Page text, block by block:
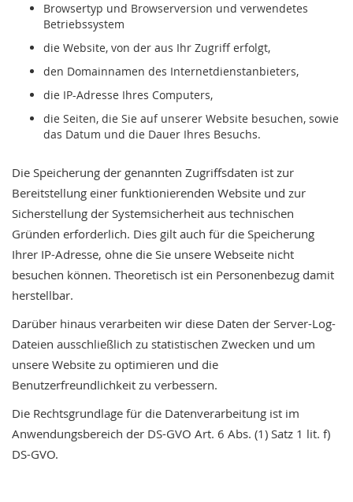
Browsertyp und Browserversion und verwendetes
Betriebssystem
die Website, von der aus Ihr Zugriff erfolgt,
den Domainnamen des Internetdienstanbieters,
die IP-Adresse Ihres Computers,
die Seiten, die Sie auf unserer Website besuchen, sowie
das Datum und die Dauer Ihres Besuchs.
Die Speicherung der genannten Zugriffsdaten ist zur
Bereitstellung einer funktionierenden Website und zur
Sicherstellung der Systemsicherheit aus technischen
Gründen erforderlich. Dies gilt auch für die Speicherung
Ihrer IP-Adresse, ohne die Sie unsere Webseite nicht
besuchen können. Theoretisch ist ein Personenbezug damit
herstellbar.
Darüber hinaus verarbeiten wir diese Daten der Server-Log-
Dateien ausschließlich zu statistischen Zwecken und um
unsere Website zu optimieren und die
Benutzerfreundlichkeit zu verbessern.
Die Rechtsgrundlage für die Datenverarbeitung ist im
Anwendungsbereich der DS-GVO Art. 6 Abs. (1) Satz 1 lit. f)
DS-GVO.